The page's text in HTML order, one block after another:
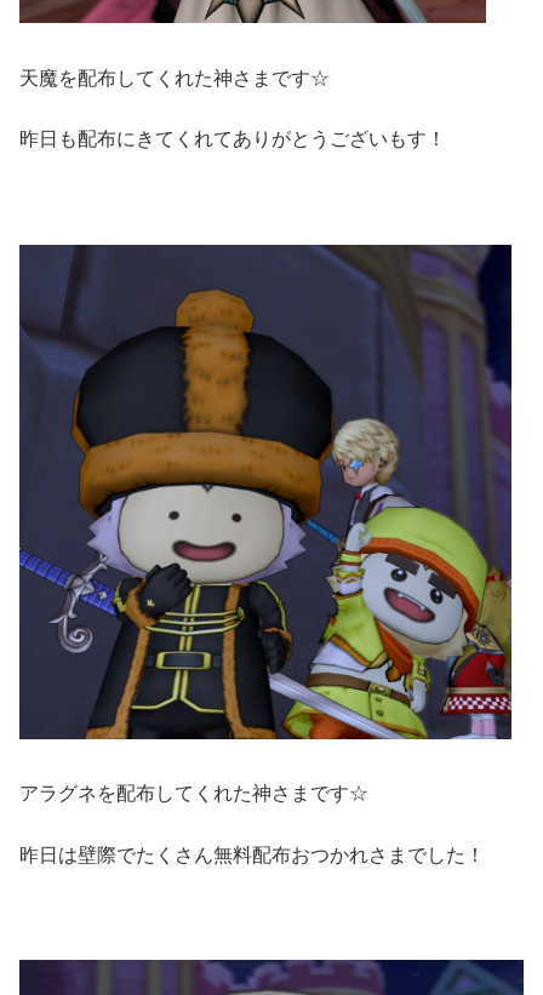
天魔を配布してくれた神さまです☆
昨日も配布にきてくれてありがとうございもす！
アラグネを配布してくれた神さまです☆
昨日は壁際でたくさん無料配布おつかれさまでした！